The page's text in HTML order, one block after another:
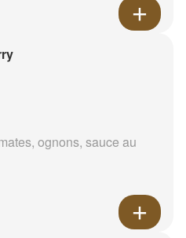
ognons, sauce au